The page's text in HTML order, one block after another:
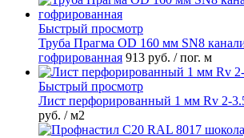
Быстрый просмотр
Труба Прагма OD 160 мм SN8
гофрированная 913 руб. / пог. м
Быстрый просмотр
Лист перфорированный 1 мм Rv 2-
руб. / м2